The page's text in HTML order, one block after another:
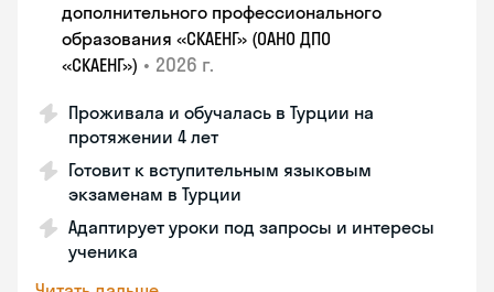
дополнительного профессионального
образования «СКАЕНГ» (ОАНО ДПО
«СКАЕНГ») • 2026 г.
Проживала и обучалась в Турции на
протяжении 4 лет
Готовит к вступительным языковым
экзаменам в Турции
Адаптирует уроки под запросы и интересы
ученика